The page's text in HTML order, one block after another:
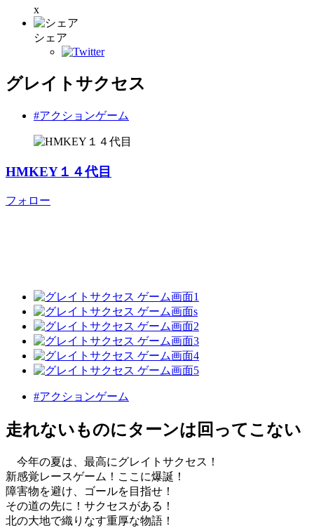
x
シェア
グレイトサクセス
#アクションゲーム
HMKEY１４代目
フォロー
#アクションゲーム
走れないものにターンは回ってこない
今年の夏は、最高にグレイトサクセス！
新感覚レースゲーム！ここに爆誕！
障害物を避け、ゴールを目指せ！
その道の先に！サクセスがある！
北の大地で織りなす重厚な物語！